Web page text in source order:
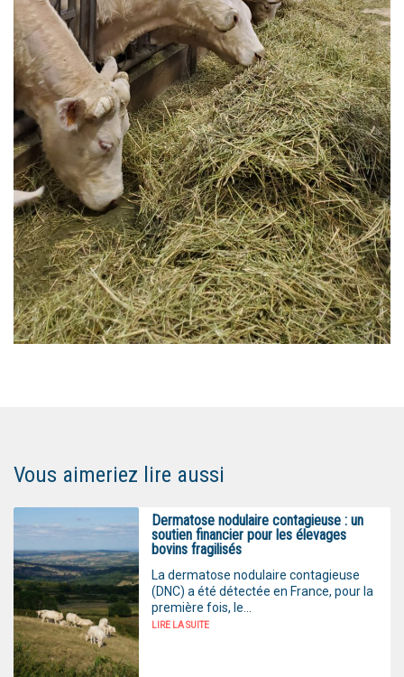
Vous aimeriez lire aussi
Dermatose nodulaire contagieuse : un
soutien financier pour les élevages
bovins fragilisés
La dermatose nodulaire contagieuse
(DNC) a été détectée en France, pour la
première fois, le...
LIRE LA SUITE